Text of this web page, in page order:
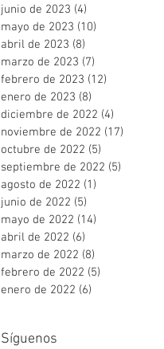
junio de 2023 (4)
mayo de 2023 (10)
abril de 2023 (8)
marzo de 2023 (7)
febrero de 2023 (12)
enero de 2023 (8)
diciembre de 2022 (4)
noviembre de 2022 (17)
octubre de 2022 (5)
septiembre de 2022 (5)
agosto de 2022 (1)
junio de 2022 (5)
mayo de 2022 (14)
abril de 2022 (6)
marzo de 2022 (8)
febrero de 2022 (5)
enero de 2022 (6)
Síguenos